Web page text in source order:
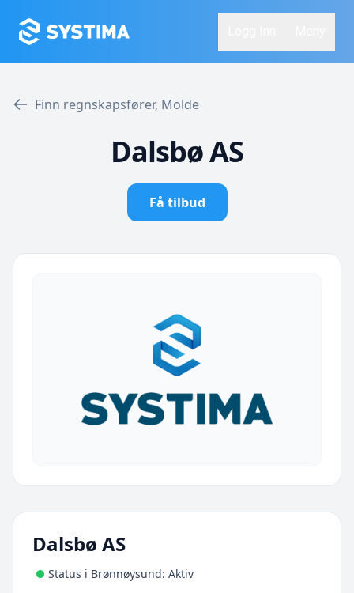
Finn regnskapsfører, Molde
Dalsbø AS
Få tilbud
Dalsbø AS
Status i Brønnøysund: Aktiv